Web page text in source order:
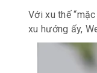
Với xu thế
xu hướng ấy,